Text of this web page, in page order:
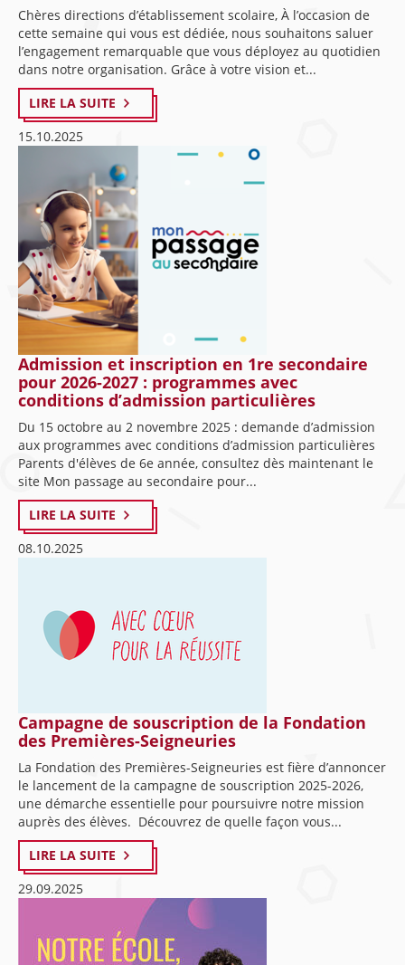
Chères directions d’établissement scolaire, À l’occasion de
cette semaine qui vous est dédiée, nous souhaitons saluer
l’engagement remarquable que vous déployez au quotidien
dans notre organisation. Grâce à votre vision et...
LIRE LA SUITE
15.10.2025
Admission et inscription en 1re secondaire
pour 2026-2027 : programmes avec
conditions d’admission particulières
Du 15 octobre au 2 novembre 2025 : demande d’admission
aux programmes avec conditions d’admission particulières
Parents d'élèves de 6e année, consultez dès maintenant le
site Mon passage au secondaire pour...
LIRE LA SUITE
08.10.2025
Campagne de souscription de la Fondation
des Premières-Seigneuries
La Fondation des Premières-Seigneuries est fière d’annoncer
le lancement de la campagne de souscription 2025-2026,
une démarche essentielle pour poursuivre notre mission
auprès des élèves. Découvrez de quelle façon vous...
LIRE LA SUITE
29.09.2025